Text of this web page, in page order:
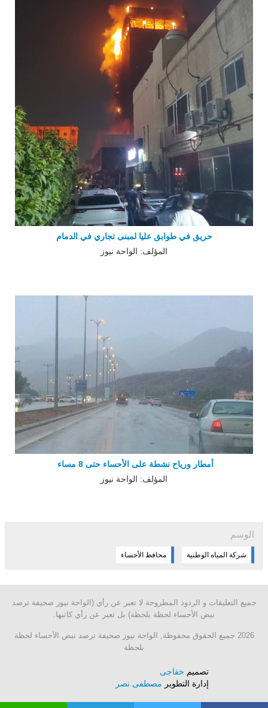
حريق في طوابق عليا لمبنى تجاري في الدمام
المؤلف: الواحة نيوز
أمطار ورياح نشطة على الأحساء حتى 8 مساء
المؤلف: الواحة نيوز
الوسم
شركة المياه الوطنية محافظ الأحساء
جميع التعليقات و الردود المطروحة لا تعبر عن رأي (الواحة نيوز صحيفة ترصد
نبض الأحساء لحظة بلحظة) بل تعبر عن رأي كاتبها.
2026 جميع الحقوق محفوظة, الواحة نيوز صحيفة ترصد نبض الأحساء لحظة
بلحظة
تصميم خفاجى
إدارة التطوير مصطفى نصر